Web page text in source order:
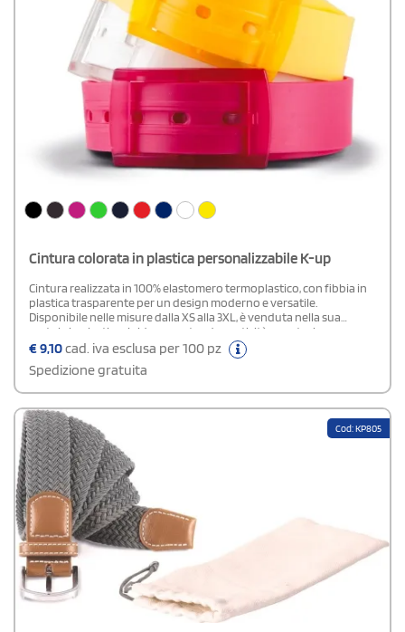
Cintura colorata in plastica personalizzabile K-up
Cintura realizzata in 100% elastomero termoplastico, con fibbia in
plastica trasparente per un design moderno e versatile.
Disponibile nelle misure dalla XS alla 3XL, è venduta nella sua
scatola in plastica rigida, garantendo praticità e protezione
durante il trasporto. Perfetta per un look casual e stiloso
€9,10cad. iva esclusa per 100 pz
Spedizione gratuita
Cod: KP805